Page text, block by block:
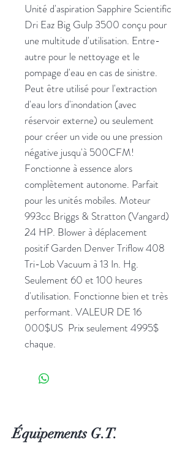
Unité d'aspiration Sapphire Scientific
Dri Eaz Big Gulp 3500 conçu pour
une multitude d'utilisation. Entre-
autre pour le nettoyage et le
pompage d'eau en cas de sinistre.
Peut être utilisé pour l'extraction
d'eau lors d'inondation (avec
réservoir externe) ou seulement
pour créer un vide ou une pression
négative jusqu'à 500CFM!
Fonctionne à essence alors
complètement autonome. Parfait
pour les unités mobiles. Moteur
993cc Briggs & Stratton (Vangard)
24 HP. Blower à déplacement
positif Garden Denver Triflow 408
Tri-Lob Vacuum à 13 In. Hg.
Seulement 60 et 100 heures
d'utilisation. Fonctionne bien et très
performant. VALEUR DE 16
000$US Prix seulement 4995$
chaque.
Équipements G.T.